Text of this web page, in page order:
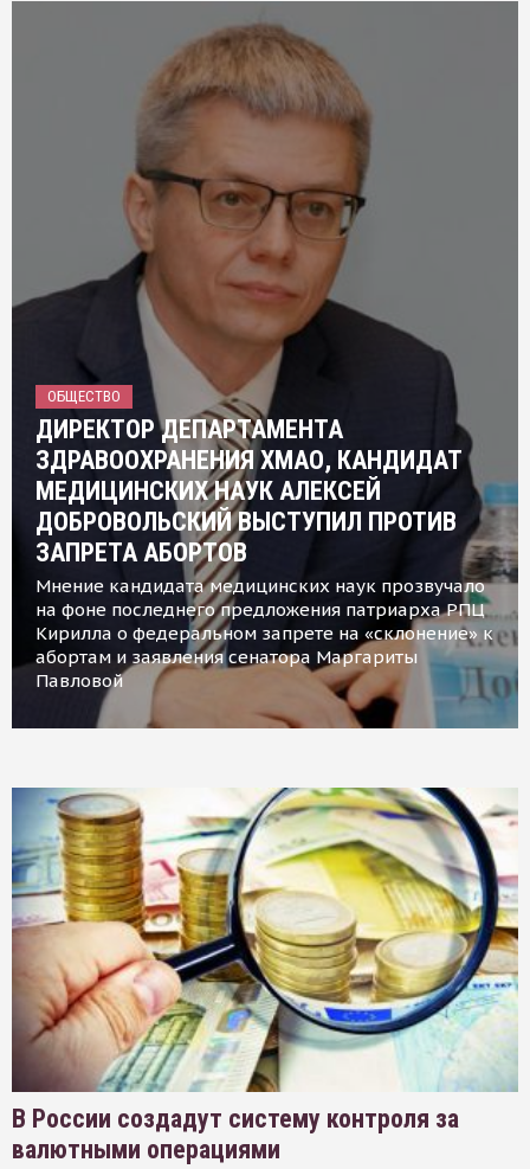
ОБЩЕСТВО
ДИРЕКТОР ДЕПАРТАМЕНТА
ЗДРАВООХРАНЕНИЯ ХМАО, КАНДИДАТ
МЕДИЦИНСКИХ НАУК АЛЕКСЕЙ
ДОБРОВОЛЬСКИЙ ВЫСТУПИЛ ПРОТИВ
ЗАПРЕТА АБОРТОВ
Мнение кандидата медицинских наук прозвучало
на фоне последнего предложения патриарха РПЦ
Кирилла о федеральном запрете на «склонение» к
абортам и заявления сенатора Маргариты
Павловой
В России создадут систему контроля за
валютными операциями